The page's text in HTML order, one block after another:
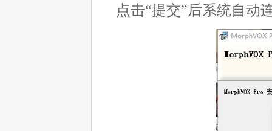
点击“提交”后系统自动